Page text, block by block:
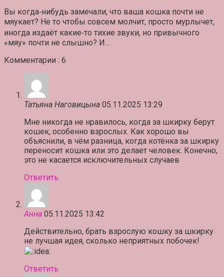
Вы когда‑нибудь замечали, что ваша кошка почти не
мяукает? Не то чтобы совсем молчит, просто мурлычет,
иногда издаёт какие‑то тихие звуки, но привычного
«мяу» почти не слышно? И…
Комментарии : 6
Татьяна Наговицына 05.11.2025 13:29
Мне никогда не нравилось, когда за шкирку берут
кошек, особенно взрослых. Как хорошо вы
объяснили, в чём разница, когда котёнка за шкирку
переносит кошка или это делает человек. Конечно,
это не касается исключительных случаев
Ответить
Анна 05.11.2025 13:42
Действительно, брать взрослую кошку за шкирку
не лучшая идея, сколько неприятных побочек!
Ответить